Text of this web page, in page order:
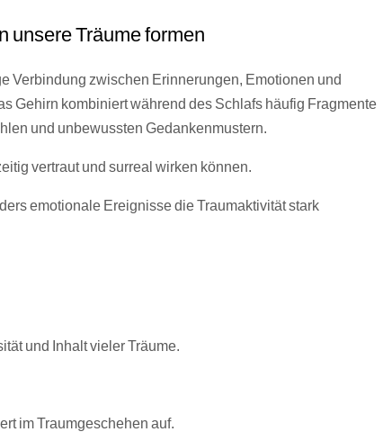
unsere Träume formen
Verbindung zwischen Erinnerungen, Emotionen und
Gehirn kombiniert während des Schlafs häufig Fragmente
und unbewussten Gedankenmustern.
vertraut und surreal wirken können.
emotionale Ereignisse die Traumaktivität stark
und Inhalt vieler Träume.
im Traumgeschehen auf.